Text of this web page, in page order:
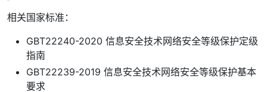
相关国家标准：
GBT22240-2020 信息安全技术网络安全等级保护定级
指南
GBT22239-2019 信息安全技术网络安全等级保护基本
要求